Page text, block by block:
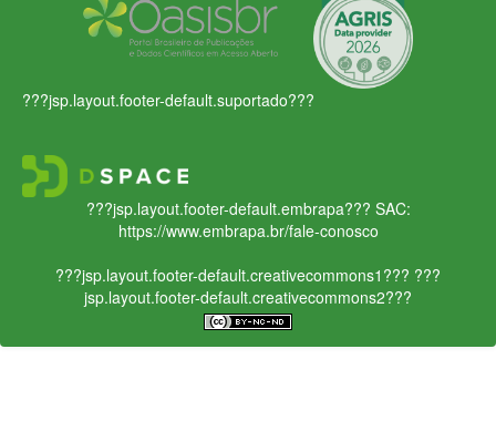
???jsp.layout.footer-default.suportado???
???jsp.layout.footer-default.embrapa??? SAC:
https://www.embrapa.br/fale-conosco
???jsp.layout.footer-default.creativecommons1??? ???
jsp.layout.footer-default.creativecommons2???